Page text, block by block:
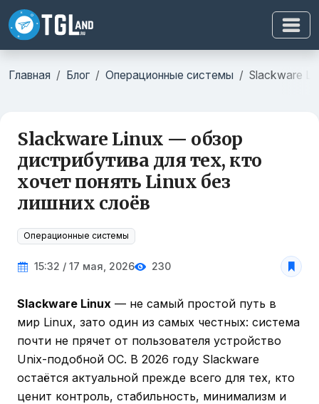
Главная Блог Операционные системы Slackware
Slackware Linux — обзор
дистрибутива для тех, кто
хочет понять Linux без
лишних слоёв
Операционные системы
15:32 / 17 мая, 2026 230
Slackware Linux — не самый простой путь в
мир Linux, зато один из самых честных: система
почти не прячет от пользователя устройство
Unix-подобной ОС. В 2026 году Slackware
остаётся актуальной прежде всего для тех, кто
ценит контроль, стабильность, минимализм и